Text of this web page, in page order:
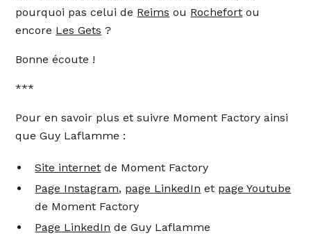
pourquoi pas celui de Reims ou Rochefort ou
encore Les Gets ?
Bonne écoute !
***
Pour en savoir plus et suivre Moment Factory ainsi
que Guy Laflamme :
Site internet de Moment Factory
Page Instagram, page LinkedIn et page Youtube
de Moment Factory
Page LinkedIn de Guy Laflamme